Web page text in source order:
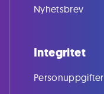
Nyhetsbrev
Integritet
Personuppgifter